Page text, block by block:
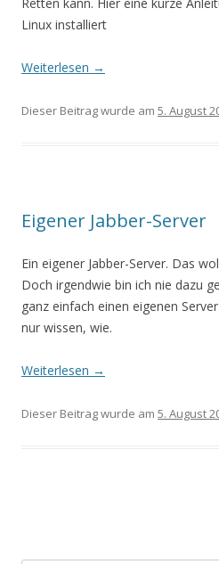
Linux installiert
Weiterlesen →
Dieser Beitrag wurde am 5. August
Eigener Jabber-Server
Ein eigener Jabber-Server. Das
Doch irgendwie bin ich nie dazu
ganz einfach einen eigenen
nur wissen, wie.
Weiterlesen →
Dieser Beitrag wurde am 5. August